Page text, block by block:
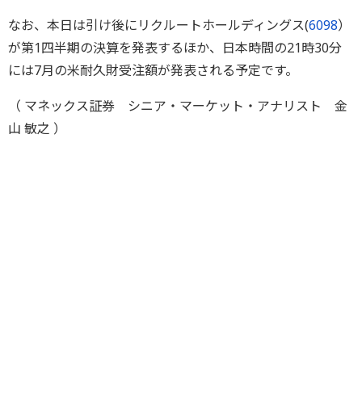
なお、本日は引け後にリクルートホールディングス(6098）
が第1四半期の決算を発表するほか、日本時間の21時30分
には7月の米耐久財受注額が発表される予定です。
（ マネックス証券 シニア・マーケット・アナリスト 金
山 敏之 ）